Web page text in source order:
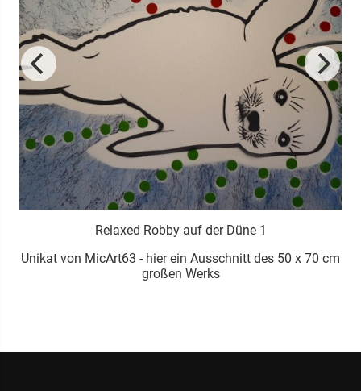
Relaxed Robby auf der Düne 1
Unikat von MicArt63 - hier ein Ausschnitt des 50 x 70 cm
großen Werks